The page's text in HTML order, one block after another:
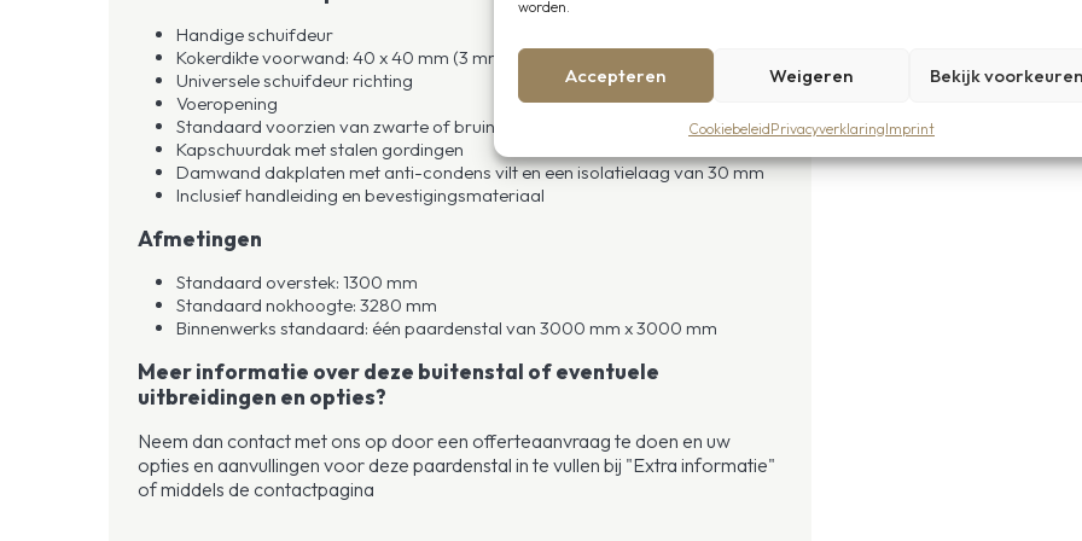
worden.
Accepteren Weigeren Bekijk
CookiebeleidPrivacyverklaringImprint
Handige schuifdeur
Kokerdikte voorwand: 40 x 40 mm (3 mm dik U-profiel)
Universele schuifdeur richting
Voeropening
Standaard voorzien van zwarte of bruine kunststof planken (32 mm)
Kapschuurdak met stalen gordingen
Damwand dakplaten met anti-condens vilt en een isolatielaag van 30 mm
Inclusief handleiding en bevestigingsmateriaal
Afmetingen
Standaard overstek: 1300 mm
Standaard nokhoogte: 3280 mm
Binnenwerks standaard: één paardenstal van 3000 mm x 3000 mm
Meer informatie over deze buitenstal of eventuele
uitbreidingen en opties?
Neem dan contact met ons op door een offerteaanvraag te doen en uw
opties en aanvullingen voor deze paardenstal in te vullen bij "Extra informatie"
of middels de contactpagina